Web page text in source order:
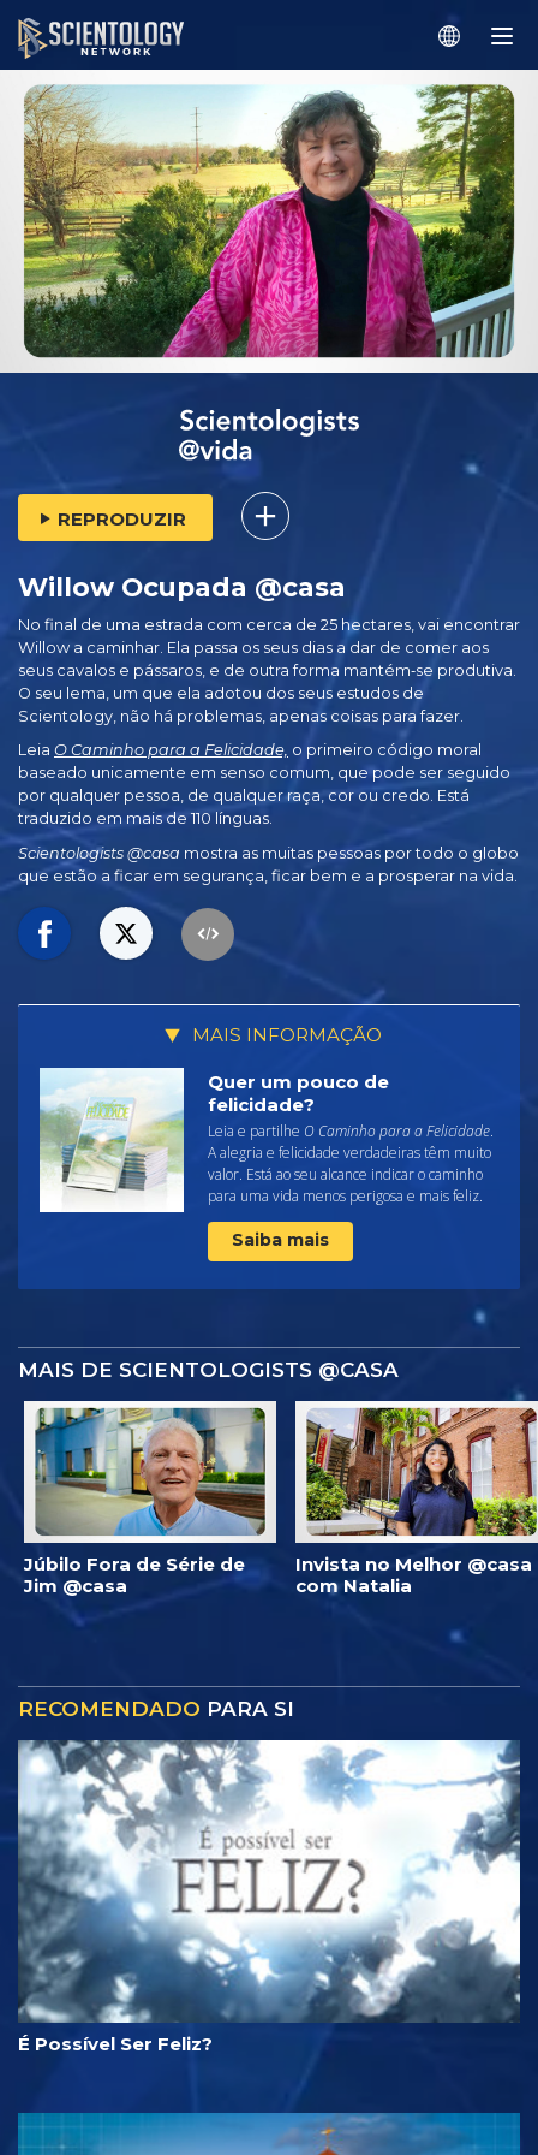
REPRODUZIR
Willow Ocupada @casa
No final de uma estrada com cerca de 25 hectares, vai encontrar
Willow a caminhar. Ela passa os seus dias a dar de comer aos
seus cavalos e pássaros, e de outra forma mantém‑se produtiva.
O seu lema, um que ela adotou dos seus estudos de
Scientology, não há problemas, apenas coisas para fazer.
Leia O Caminho para a Felicidade, o primeiro código moral
baseado unicamente em senso comum, que pode ser seguido
por qualquer pessoa, de qualquer raça, cor ou credo. Está
traduzido em mais de 110 línguas.
Scientologists @casa mostra as muitas pessoas por todo o globo
que estão a ficar em segurança, ficar bem e a prosperar na vida.
MAIS INFORMAÇÃO
Quer um pouco de
felicidade?
Leia e partilhe O Caminho para a Felicidade.
A alegria e felicidade verdadeiras têm muito
valor. Está ao seu alcance indicar o caminho
para uma vida menos perigosa e mais feliz.
Saiba mais
MAIS DE SCIENTOLOGISTS @CASA
Júbilo Fora de Série de
Jim @casa
Invista no Melhor @casa
com Natalia
RECOMENDADO PARA SI
É Possível Ser Feliz?